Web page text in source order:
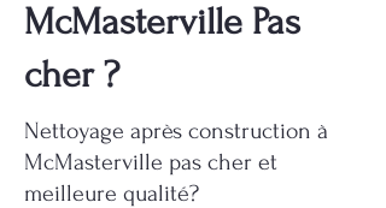
McMasterville Pas
cher ?
Nettoyage après construction à
McMasterville pas cher et
meilleure qualité?